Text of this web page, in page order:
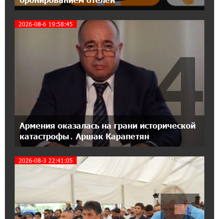
День благодарности клиентам в Ванадзоре:
IDBank
17:07:36 11-07-2026
Пашинян замотивирован уничтожить
Армению․ Аршак Карапетян
14:27:40 11-07-2026
«Мой лес Армения» — бенефициар
инициативы «Сила одного драма» в июле
12:56:04 11-07-2026
Станьте акционером Юнибанка и
воспользуйтесь выгодным инвестиционным
21:45:09 9-07-2026
2026-08-6 19:58:45
Армения оказалась на грани исторической
катастрофы․ Аршак Карапетян
4
2026-08-3 22:41:05